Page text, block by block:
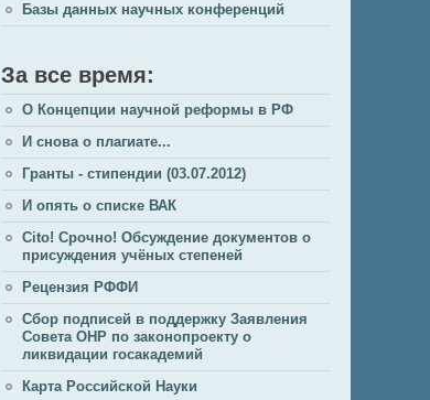
Базы данных научных конференций
За все время:
О Концепции научной реформы в РФ
И снова о плагиате...
Гранты - стипендии (03.07.2012)
И опять о списке ВАК
Cito! Срочно! Обсуждение документов о
присуждения учёных степеней
Рецензия РФФИ
Сбор подписей в поддержку Заявления
Совета ОНР по законопроекту о
ликвидации госакадемий
Карта Российской Науки